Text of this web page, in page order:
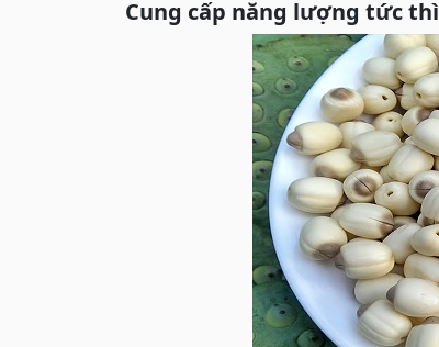
Cung cấp năng lượng tức thì